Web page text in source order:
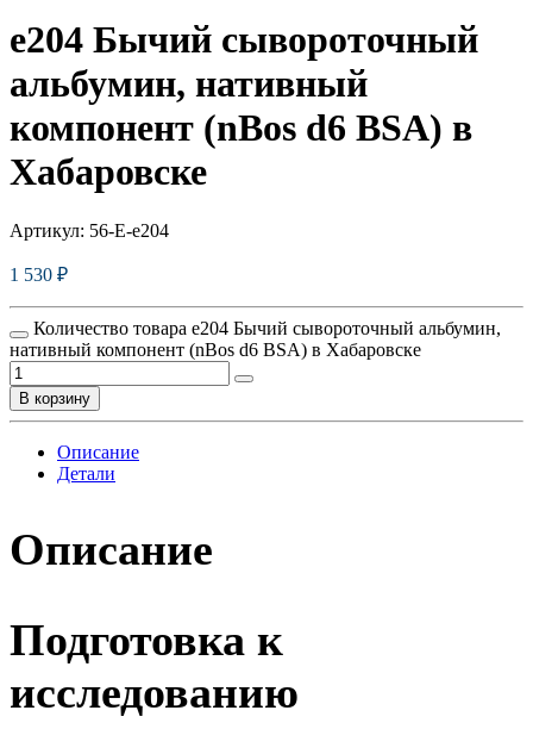
e204 Бычий сывороточный
альбумин, нативный
компонент (nBos d6 BSA) в
Хабаровске
Артикул: 56-E-e204
1 530 ₽
Количество товара e204 Бычий сывороточный альбумин,
нативный компонент (nBos d6 BSA) в Хабаровске
В корзину
Описание
Детали
Описание
Подготовка к
исследованию